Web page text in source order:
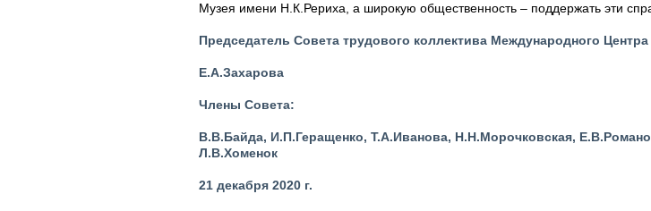
Музея имени Н.К.Рериха, а широкую общественность – поддержать эти
Председатель Совета трудового коллектива Международного
Е.А.Захарова
Члены Совета:
В.В.Байда, И.П.Геращенко, Т.А.Иванова, Н.Н.Морочковская,
Л.В.Хоменок
21 декабря 2020 г.